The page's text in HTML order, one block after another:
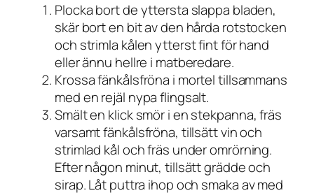
Plocka bort de yttersta slappa bladen,
skär bort en bit av den hårda rotstocken
och strimla kålen ytterst fint för hand
eller ännu hellre i matberedare.
Krossa fänkålsfröna i mortel tillsammans
med en rejäl nypa flingsalt.
Smält en klick smör i en stekpanna, fräs
varsamt fänkålsfröna, tillsätt vin och
strimlad kål och fräs under omrörning.
Efter någon minut, tillsätt grädde och
sirap. Låt puttra ihop och smaka av med